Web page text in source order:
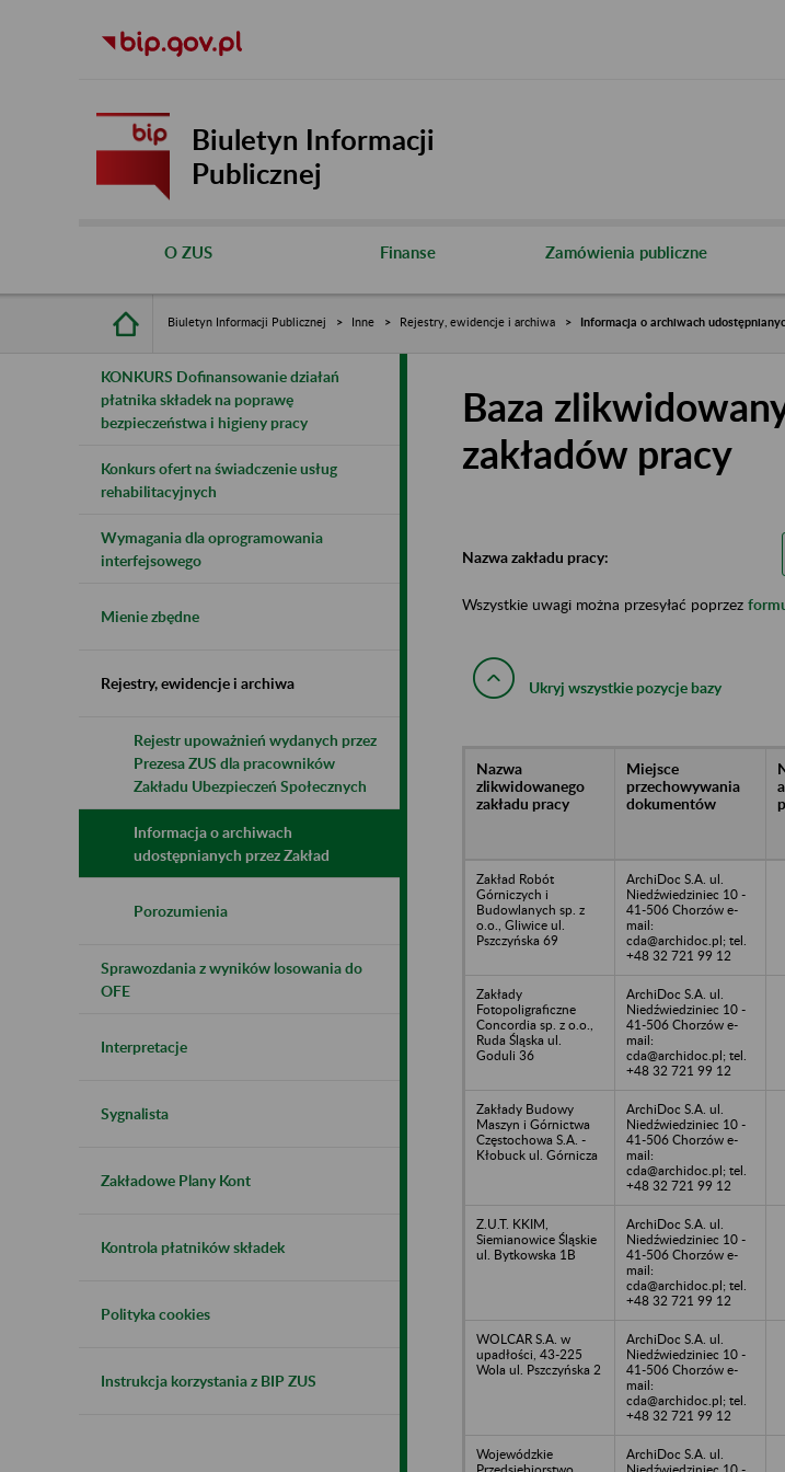
Biuletyn Informacji
Publicznej
O ZUS Finanse Zamówienia publiczne
Biuletyn Informacji Publicznej Inne Rejestry, ewidencje i archiwa Informacja o archiwach
KONKURS Dofinansowanie działań
płatnika składek na poprawę
bezpieczeństwa i higieny pracy
Konkurs ofert na świadczenie usług
rehabilitacyjnych
Wymagania dla oprogramowania
interfejsowego
Mienie zbędne
Rejestry, ewidencje i archiwa
Rejestr upoważnień wydanych przez
Prezesa ZUS dla pracowników
Zakładu Ubezpieczeń Społecznych
Informacja o archiwach
udostępnianych przez Zakład
Porozumienia
Sprawozdania z wyników losowania do
OFE
Interpretacje
Sygnalista
Zakładowe Plany Kont
Kontrola płatników składek
Polityka cookies
Instrukcja korzystania z BIP ZUS
Baza
zakładów pracy
Nazwa zakładu pracy:
Wszystkie uwagi można przesyłać poprzez
Ukryj wszystkie pozycje bazy
Nazwa
zlikwidowanego
zakładu pracy
Miejsce
przechowywania
dokumentów
Zakład Robót
Górniczych i
Budowlanych sp. z
o.o., Gliwice ul.
Pszczyńska 69
ArchiDoc S.A. ul.
Niedźwiedziniec 10 -
41-506 Chorzów e-
mail:
cda@archidoc.pl; tel.
+48 32 721 99 12
Zakłady
Fotopoligraficzne
Concordia sp. z o.o.,
Ruda Śląska ul.
Goduli 36
ArchiDoc S.A. ul.
Niedźwiedziniec 10 -
41-506 Chorzów e-
mail:
cda@archidoc.pl; tel.
+48 32 721 99 12
Zakłady Budowy
Maszyn i Górnictwa
Częstochowa S.A. -
Kłobuck ul. Górnicza
ArchiDoc S.A. ul.
Niedźwiedziniec 10 -
41-506 Chorzów e-
mail:
cda@archidoc.pl; tel.
+48 32 721 99 12
Z.U.T. KKIM,
Siemianowice Śląskie
ul. Bytkowska 1B
ArchiDoc S.A. ul.
Niedźwiedziniec 10 -
41-506 Chorzów e-
mail:
cda@archidoc.pl; tel.
+48 32 721 99 12
WOLCAR S.A. w
upadłości, 43-225
Wola ul. Pszczyńska 2
ArchiDoc S.A. ul.
Niedźwiedziniec 10 -
41-506 Chorzów e-
mail:
cda@archidoc.pl; tel.
+48 32 721 99 12
Wojewódzkie
ArchiDoc S.A. ul.